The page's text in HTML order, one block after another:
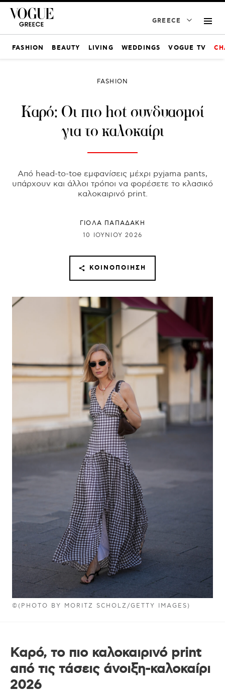
GREECE
FASHION BEAUTY LIVING WEDDINGS VOGUE TV
©(PHOTO BY MORITZ SCHOLZ/GETTY IMAGES)
FASHION
Καρό: Οι πιο hot συνδυασμοί
για το καλοκαίρι
Από head-to-toe εμφανίσεις μέχρι pyjama pants,
υπάρχουν και άλλοι τρόποι να φορέσετε το κλασικό
καλοκαιρινό print.
ΓΙΌΛΑ ΠΑΠΑΔΆΚΗ
10 ΙΟΥΝΊΟΥ 2026
ΚΟΙΝΟΠΟΊΗΣΗ
Καρό, το πιο καλοκαιρινό print
από τις τάσεις άνοιξη-καλοκαίρι
2026